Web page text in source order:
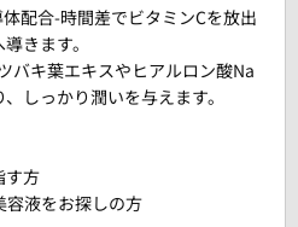
配合-時間差でビタミンCを放出
きます。
バキ葉エキスやヒアルロン酸Na
しっかり潤いを与えます。
す方
容液をお探しの方